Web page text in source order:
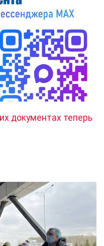
документах теперь